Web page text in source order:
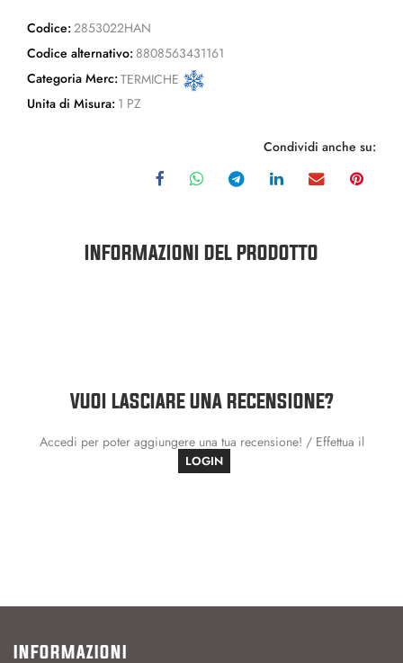
Codice: 2853022HAN
Codice alternativo: 8808563431161
Categoria Merc: TERMICHE
Unita di Misura: 1 PZ
Condividi anche su:
INFORMAZIONI DEL PRODOTTO
VUOI LASCIARE UNA RECENSIONE?
Accedi per poter aggiungere una tua recensione! / Effettua il
LOGIN
INFORMAZIONI